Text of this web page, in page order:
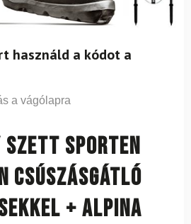
használd a kódot a
a vágólapra
SPORTEN
csúszásgátló
+ Alpina